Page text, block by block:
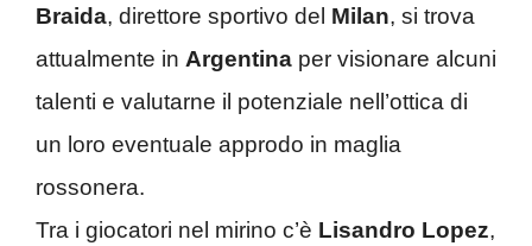
Braida, direttore sportivo del Milan, si trova
attualmente in Argentina per visionare alcuni
talenti e valutarne il potenziale nell’ottica di
un loro eventuale approdo in maglia
rossonera.
Tra i giocatori nel mirino c’è Lisandro Lopez,